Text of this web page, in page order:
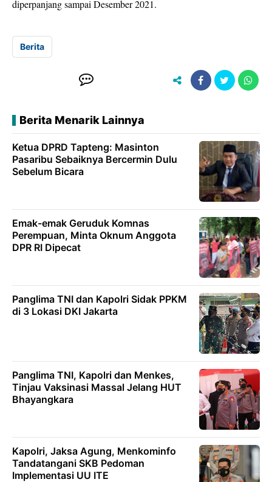
diperpanjang sampai Desember 2021.
Berita
Berita Menarik Lainnya
Ketua DPRD Tapteng: Masinton
Pasaribu Sebaiknya Bercermin Dulu
Sebelum Bicara
Emak-emak Geruduk Komnas
Perempuan, Minta Oknum Anggota
DPR RI Dipecat
Panglima TNI dan Kapolri Sidak PPKM
di 3 Lokasi DKI Jakarta
Panglima TNI, Kapolri dan Menkes,
Tinjau Vaksinasi Massal Jelang HUT
Bhayangkara
Kapolri, Jaksa Agung, Menkominfo
Tandatangani SKB Pedoman
Implementasi UU ITE